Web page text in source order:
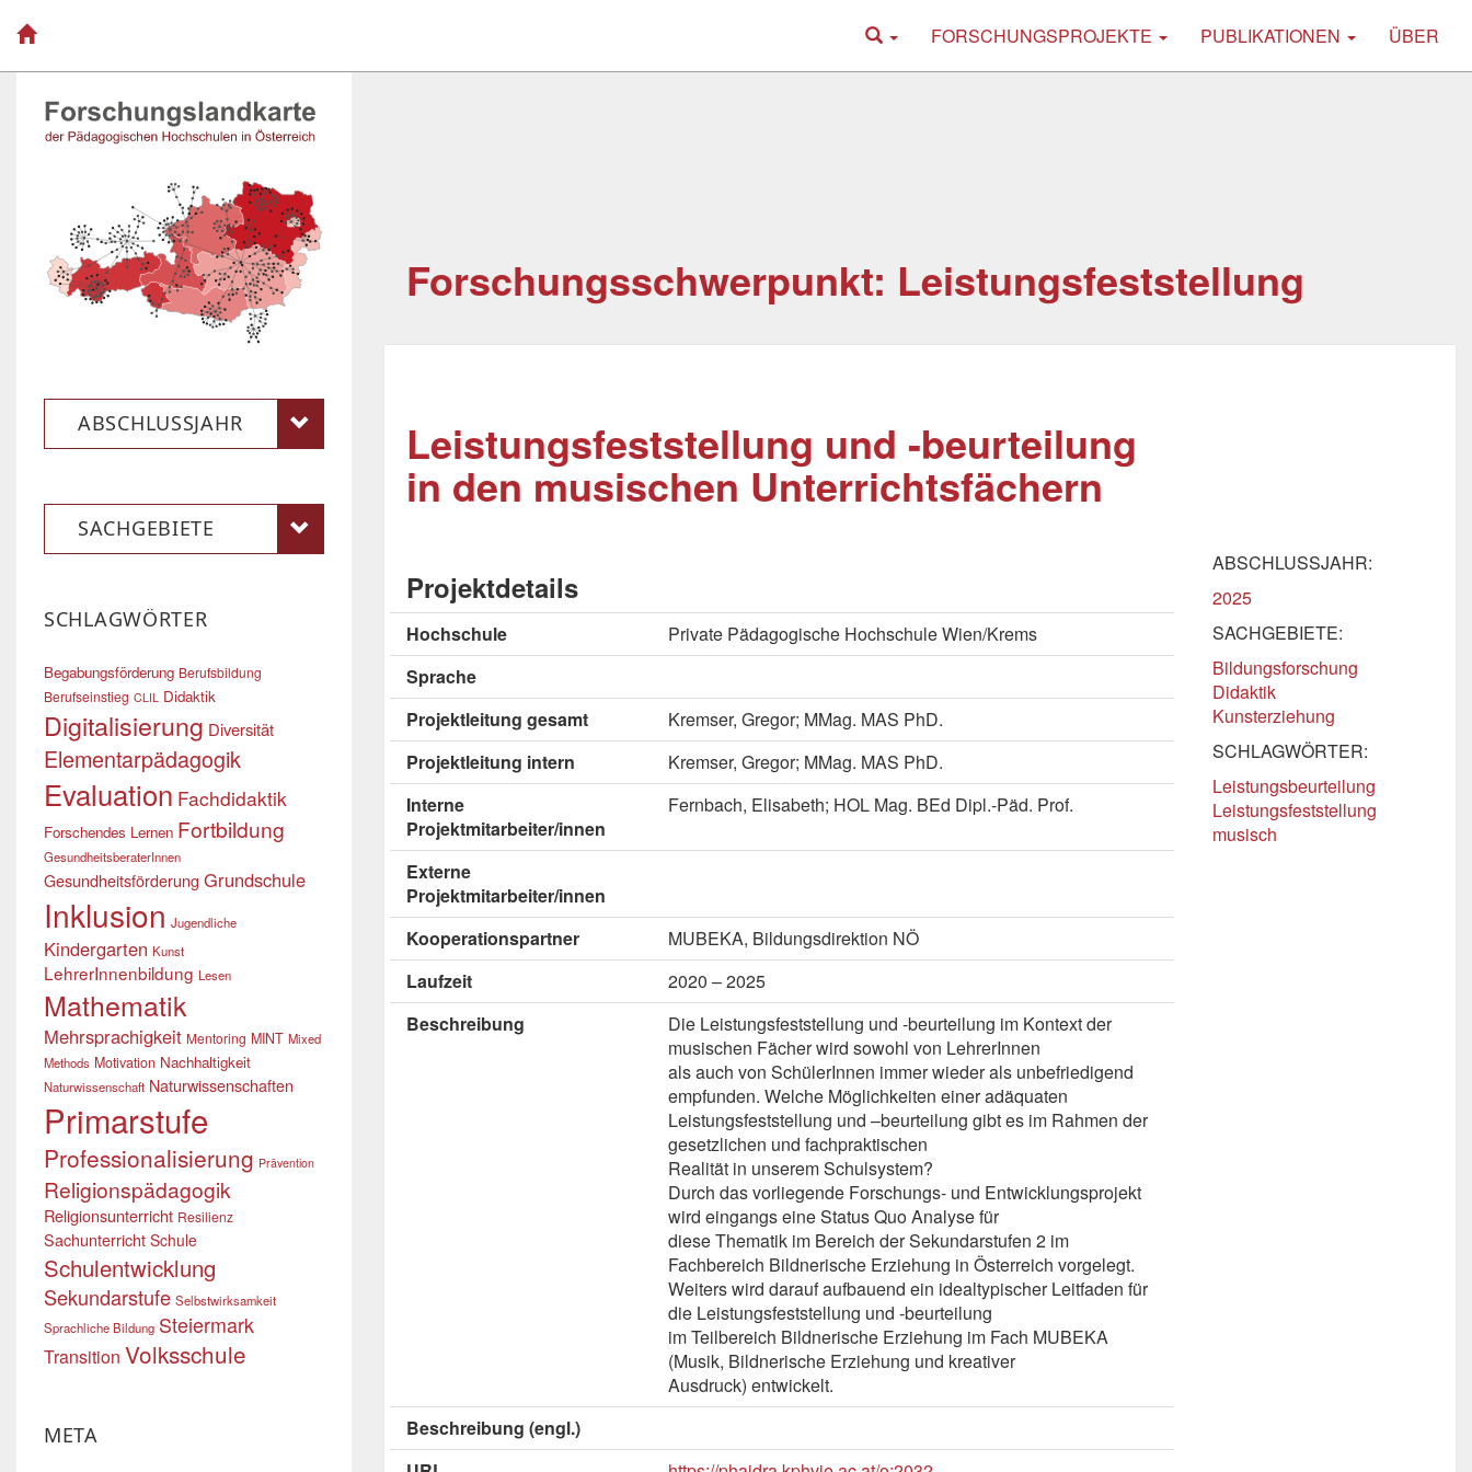
FORSCHUNGSPROJEKTE PUBLIKATIONEN ÜBER
Forschungsschwerpunkt: Leistungsfeststellung
Leistungsfeststellung und -beurteilung
in den musischen Unterrichtsfächern
Projektdetails
Hochschule
Private Pädagogische Hochschule Wien/Krems
Sprache
Projektleitung gesamt
Kremser, Gregor; MMag. MAS PhD.
Projektleitung intern
Kremser, Gregor; MMag. MAS PhD.
Interne
Projektmitarbeiter/innen
Fernbach, Elisabeth; HOL Mag. BEd Dipl.-Päd. Prof.
Externe
Projektmitarbeiter/innen
Kooperationspartner
MUBEKA, Bildungsdirektion NÖ
Laufzeit
2020 – 2025
Beschreibung
Die Leistungsfeststellung und -beurteilung im Kontext der
musischen Fächer wird sowohl von LehrerInnen
als auch von SchülerInnen immer wieder als unbefriedigend
empfunden. Welche Möglichkeiten einer adäquaten
Leistungsfeststellung und –beurteilung gibt es im Rahmen der
gesetzlichen und fachpraktischen
Realität in unserem Schulsystem?
Durch das vorliegende Forschungs- und Entwicklungsprojekt
wird eingangs eine Status Quo Analyse für
diese Thematik im Bereich der Sekundarstufen 2 im
Fachbereich Bildnerische Erziehung in Österreich vorgelegt.
Weiters wird darauf aufbauend ein idealtypischer Leitfaden für
die Leistungsfeststellung und -beurteilung
im Teilbereich Bildnerische Erziehung im Fach MUBEKA
(Musik, Bildnerische Erziehung und kreativer
Ausdruck) entwickelt.
Beschreibung (engl.)
ABSCHLUSSJAHR:
2025
SACHGEBIETE:
Bildungsforschung
Didaktik
Kunsterziehung
SCHLAGWÖRTER:
Leistungsbeurteilung
Leistungsfeststellung
musisch
ABSCHLUSSJAHR
SACHGEBIETE
SCHLAGWÖRTER
Begabungsförderung Berufsbildung
Berufseinstieg CLIL Didaktik
Digitalisierung Diversität
Elementarpädagogik
Evaluation Fachdidaktik
Forschendes Lernen Fortbildung
GesundheitsberaterInnen
Gesundheitsförderung Grundschule
Inklusion Jugendliche
Kindergarten Kunst
LehrerInnenbildung Lesen
Mathematik
Mehrsprachigkeit Mentoring MINT Mixed
Methods Motivation Nachhaltigkeit
Naturwissenschaft Naturwissenschaften
Primarstufe
Professionalisierung Prävention
Religionspädagogik
Religionsunterricht Resilienz
Sachunterricht Schule
Schulentwicklung
Sekundarstufe Selbstwirksamkeit
Sprachliche Bildung Steiermark
Transition Volksschule
META